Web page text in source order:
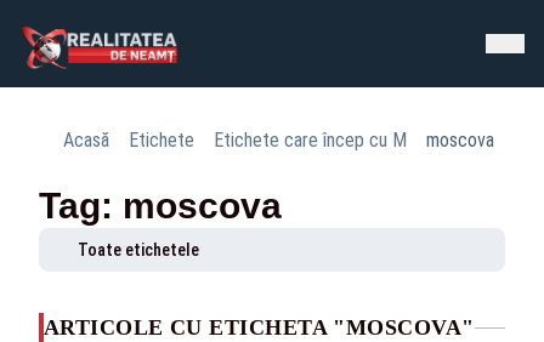
Acasă Etichete Etichete care încep cu M moscova
Tag: moscova
Toate etichetele
ARTICOLE CU ETICHETA "MOSCOVA"